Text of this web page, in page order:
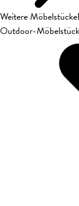
Weitere Möbelstücke
Outdoor-